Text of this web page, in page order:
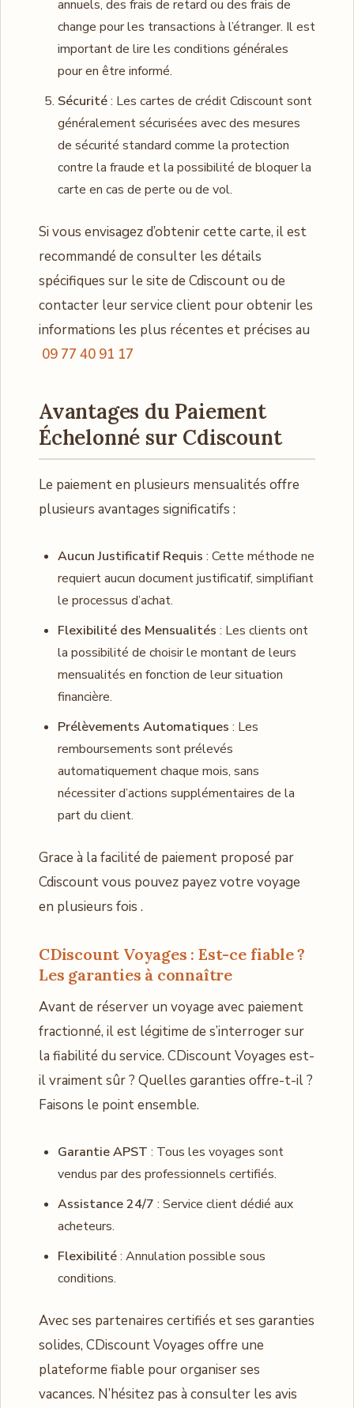
annuels, des frais de retard ou des frais de
change pour les transactions à l’étranger. Il est
important de lire les conditions générales
pour en être informé.
Sécurité: Les cartes de crédit Cdiscount sont
généralement sécurisées avec des mesures
de sécurité standard comme la protection
contre la fraude et la possibilité de bloquer la
carte en cas de perte ou de vol.
Si vous envisagez d’obtenir cette carte, il est
recommandé de consulter les détails
spécifiques sur le site de Cdiscount ou de
contacter leur service client pour obtenir les
informations les plus récentes et précises au
09 77 40 91 17
Avantages du Paiement
Échelonné sur Cdiscount
Le paiement en plusieurs mensualités offre
plusieurs avantages significatifs :
Aucun Justificatif Requis : Cette méthode ne
requiert aucun document justificatif, simplifiant
le processus d’achat.
Flexibilité des Mensualités : Les clients ont
la possibilité de choisir le montant de leurs
mensualités en fonction de leur situation
financière.
Prélèvements Automatiques : Les
remboursements sont prélevés
automatiquement chaque mois, sans
nécessiter d’actions supplémentaires de la
part du client.
Grace à la facilité de paiement proposé par
Cdiscount vous pouvez payez votre voyage
en plusieurs fois .
CDiscount Voyages : Est-ce fiable ?
Les garanties à connaître
Avant de réserver un voyage avec paiement
fractionné, il est légitime de s’interroger sur
la fiabilité du service. CDiscount Voyages est-
il vraiment sûr ? Quelles garanties offre-t-il ?
Faisons le point ensemble.
Garantie APST : Tous les voyages sont
vendus par des professionnels certifiés.
Assistance 24/7 : Service client dédié aux
acheteurs.
Flexibilité: Annulation possible sous
conditions.
Avec ses partenaires certifiés et ses garanties
solides, CDiscount Voyages offre une
plateforme fiable pour organiser ses
vacances. N’hésitez pas à consulter les avis